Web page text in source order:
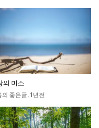
의 미소
의 좋은글, 1년전